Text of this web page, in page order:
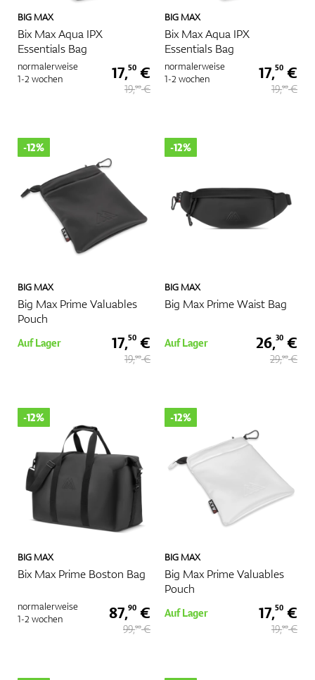
BIG MAX
Bix Max Aqua IPX
Essentials Bag
normalerweise
1-2 wochen
17,50 €
19,90€
BIG MAX
Bix Max Aqua IPX
Essentials Bag
normalerweise
1-2 wochen
17,50 €
19,90€
BIG MAX
Big Max Prime Valuables
Pouch
-12%
Auf Lager 17,50 €
19,90€
BIG MAX
Big Max Prime Waist Bag
-12%
Auf Lager 26,30 €
29,90€
BIG MAX
Bix Max Prime Boston Bag
-12%
normalerweise
1-2 wochen
87,90 €
99,90€
BIG MAX
Big Max Prime Valuables
Pouch
-12%
Auf Lager 17,50 €
19,90€